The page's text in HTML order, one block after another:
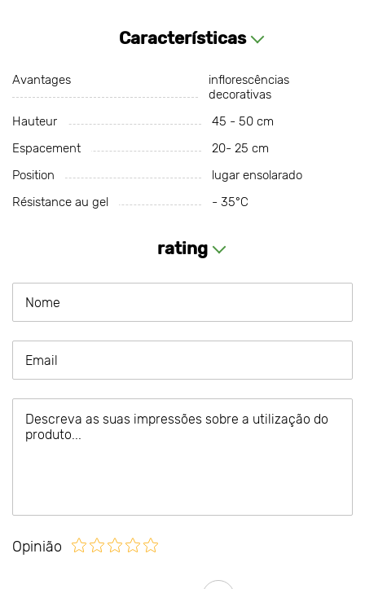
Características
Avantages
inflorescências
decorativas
Hauteur
45 - 50 cm
Espacement
20- 25 cm
Position
lugar ensolarado
Résistance au gel
- 35°С
rating
Opinião